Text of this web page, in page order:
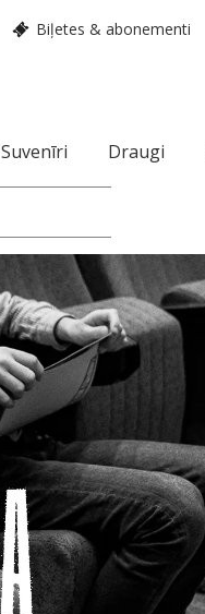
Biļetes & abonementi
Suvenīri Draugi